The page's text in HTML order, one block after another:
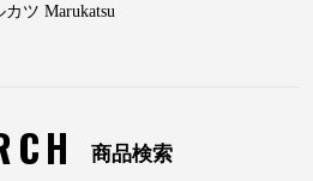
カツ Marukatsu
商品検索